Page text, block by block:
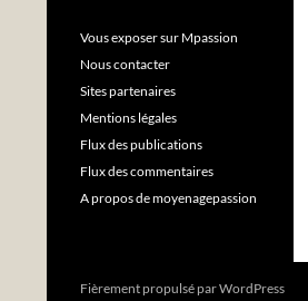
Vous exposer sur Mpassion
Nous contacter
Sites partenaires
Mentions légales
Flux des publications
Flux des commentaires
A propos de moyenagepassion
Fièrement propulsé par WordPress